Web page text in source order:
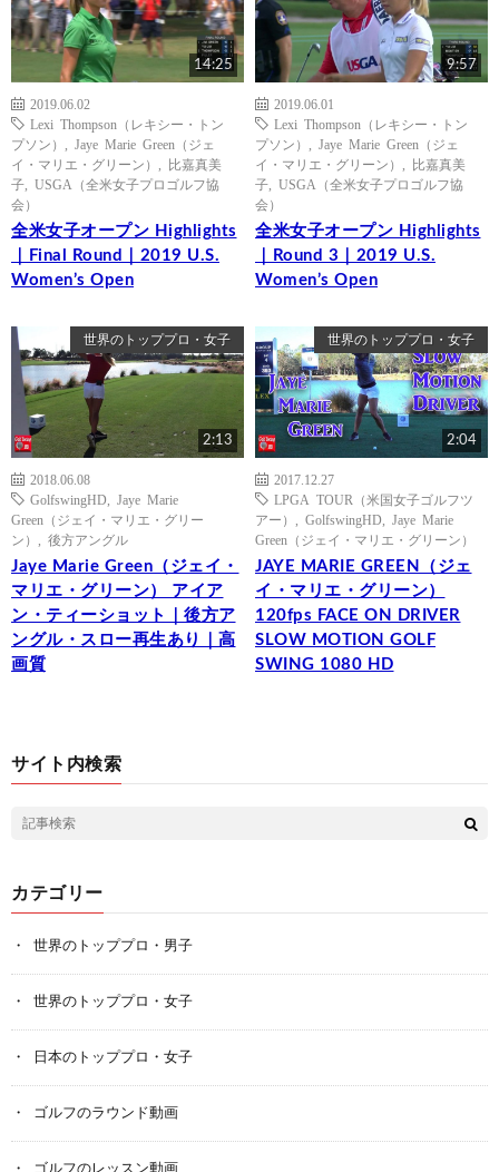
14:25
2019.06.02
Lexi Thompson（レキシー・トン
プソン）
Jaye Marie Green（ジェ
イ・マリエ・グリーン）
比嘉真美
子
USGA（全米女子プロゴルフ協
会）
全米女子オープン Highlights
｜Final Round｜2019 U.S.
Women’s Open
9:57
2019.06.01
Lexi Thompson（レキシー・トン
プソン）
Jaye Marie Green（ジェ
イ・マリエ・グリーン）
比嘉真美
子
USGA（全米女子プロゴルフ協
会）
全米女子オープン Highlights
｜Round 3｜2019 U.S.
Women’s Open
世界のトッププロ・女子
2:13
2018.06.08
GolfswingHD
Jaye Marie
Green（ジェイ・マリエ・グリー
ン）
後方アングル
Jaye Marie Green（ジェイ・
マリエ・グリーン） アイア
ン・ティーショット｜後方ア
ングル・スロー再生あり｜高
画質
世界のトッププロ・女子
2:04
2017.12.27
LPGA TOUR（米国女子ゴルフツ
アー）
GolfswingHD
Jaye Marie
Green（ジェイ・マリエ・グリーン）
JAYE MARIE GREEN（ジェ
イ・マリエ・グリーン）
120fps FACE ON DRIVER
SLOW MOTION GOLF
SWING 1080 HD
サイト内検索
カテゴリー
世界のトッププロ・男子
世界のトッププロ・女子
日本のトッププロ・女子
ゴルフのラウンド動画
ゴルフのレッスン動画